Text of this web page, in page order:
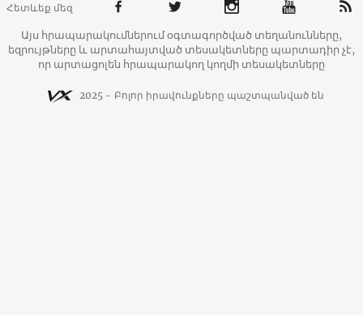
Հետևեք մեզ
Այս հրապարակումներում օգտագործված տեղանունները,
եզրույթները և արտահայտված տեսակետները պարտադիր չէ,
որ արտացոլեն հրապարակող կողմի տեսակետները
2025 - Բոլոր իրավունքները պաշտպանված են